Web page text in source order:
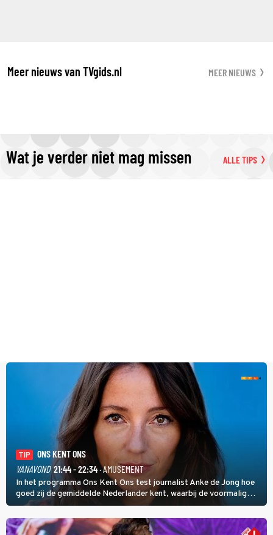
Meer nieuws van TVgids.nl MEER NIEUWS
Wat je verder niet mag missen ALLE TIPS
TIP
ONS KENT ONS
VANAVOND 21:44 - 22:34· AMUSEMENT
In het programma Ons Kent Ons test journalist Anke de Jong hoe
goed zij de gemiddelde Nederlander kent, waarbij de voormalig
hoofdredacteur van modebladen Glamour en Elle het samen met
rapper Keizer opneemt tegen Edson da Graça en Marc-Marie
Huijbregts.